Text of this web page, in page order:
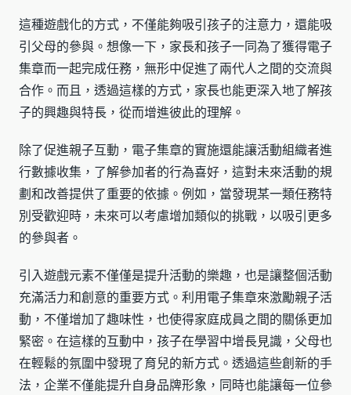
這種遊戲化的方式，不僅能夠吸引孩子的注意力，還能吸
引父母的參與。想像一下，家長和孩子一同為了獲得電子
集章而一起完成任務，無形中促進了兩代人之間的交流與
合作。而且，透過這樣的方式，家長也能更深入地了解孩
子的興趣與特長，從而增進彼此的理解。
除了促進親子互動，電子集章的實施還能讓活動組織者進
行數據收集，了解參加者的行為喜好，這對未來活動的規
劃和改善提供了重要的依據。例如，當發現某一類任務特
別受歡迎時，未來可以考慮增加類似的挑戰，以吸引更多
的參與者。
引入遊戲元素不僅僅是提升活動的樂趣，也是讓整個活動
充滿活力和創意的重要方式。利用電子集章來激勵親子活
動，不僅增加了趣味性，也使得家庭成員之間的關係更加
緊密。在這樣的互動中，孩子在學習中增長見識，父母也
在輕鬆的氛圍中發現了育兒的新方式。透過這些創新的手
法，企業不僅能提升自身品牌形象，同時也能讓每一位參